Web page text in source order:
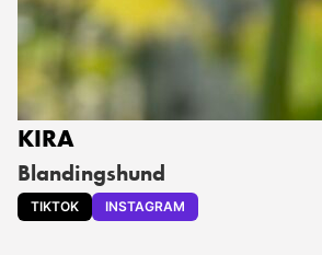
KIRA
Blandingshund
TIKTOK INSTAGRAM